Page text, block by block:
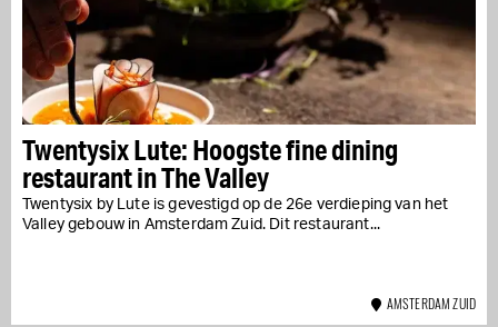
Twentysix Lute: Hoogste fine dining
restaurant in The Valley
Twentysix by Lute is gevestigd op de 26e verdieping van het
Valley gebouw in Amsterdam Zuid. Dit restaurant...
AMSTERDAM ZUID